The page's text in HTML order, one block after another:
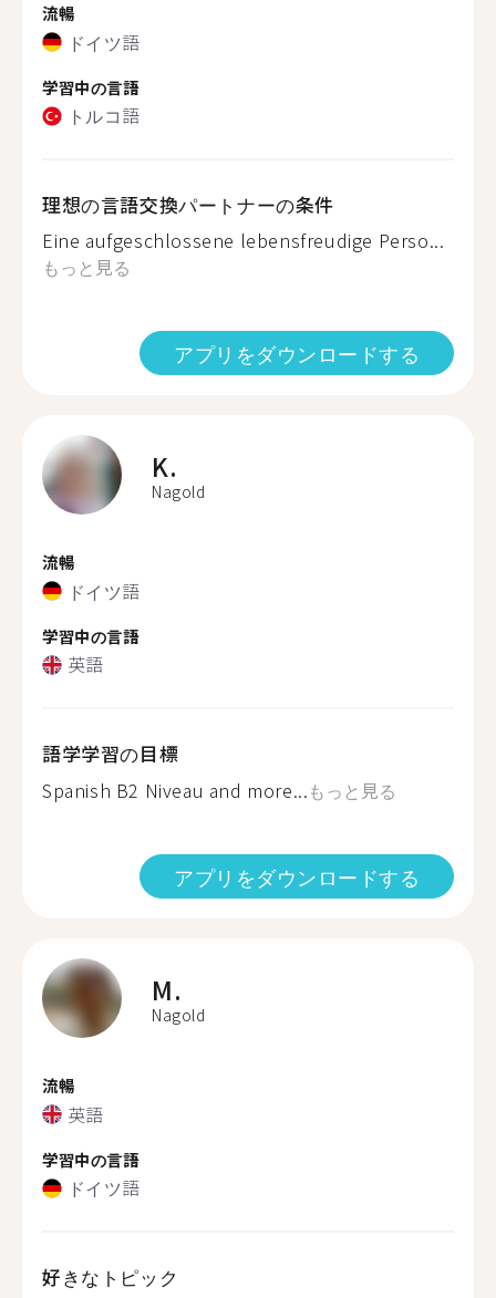
流暢
ドイツ語
学習中の言語
トルコ語
理想の言語交換パートナーの条件
Eine aufgeschlossene lebensfreudige Perso...
もっと見る
アプリをダウンロードする
K.
Nagold
流暢
ドイツ語
学習中の言語
英語
語学学習の目標
Spanish B2 Niveau and more...もっと見る
アプリをダウンロードする
M.
Nagold
流暢
英語
学習中の言語
ドイツ語
好きなトピック